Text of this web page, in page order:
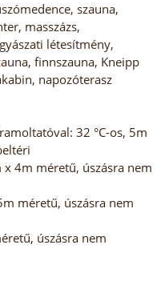
szauna,
masszázs,
létesítmény,
finnszauna, Kneipp
napozóterasz
32 °C-os, 5m
x 4m méretű, úszásra nem
méretű, úszásra nem
úszásra nem